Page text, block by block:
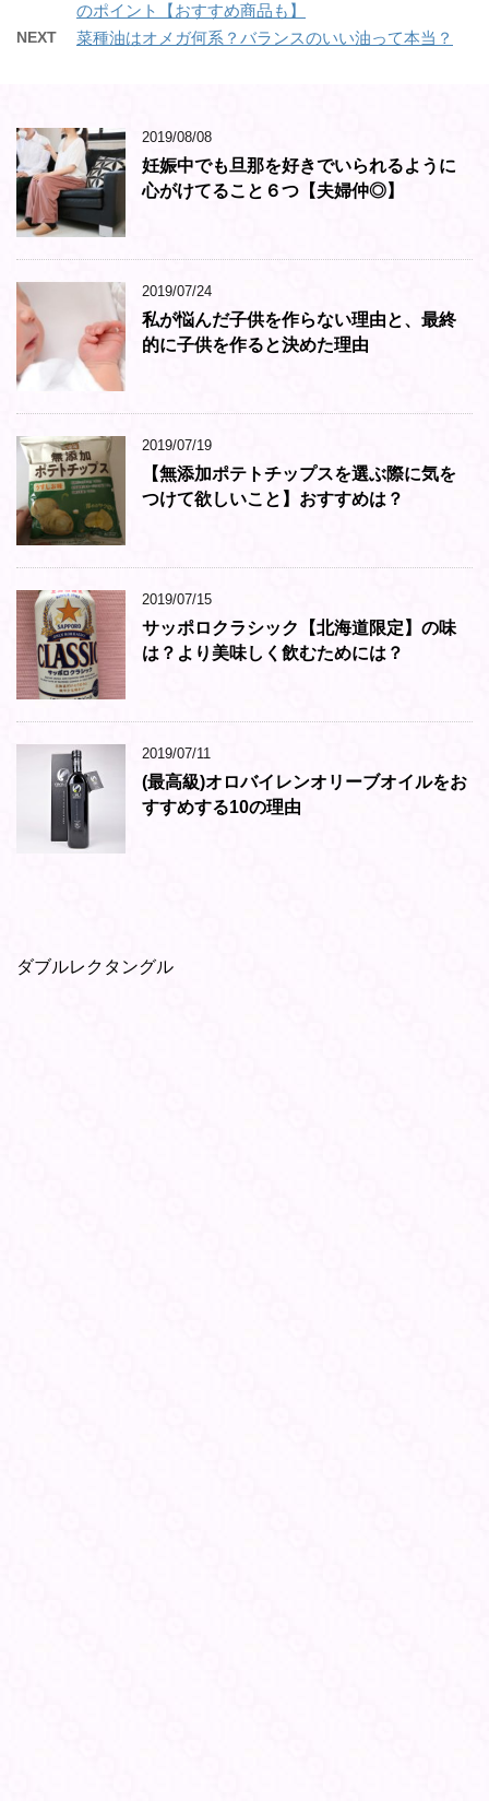
のポイント【おすすめ商品も】
NEXT 菜種油はオメガ何系？バランスのいい油って本当？
2019/08/08
妊娠中でも旦那を好きでいられるように
心がけてること６つ【夫婦仲◎】
2019/07/24
私が悩んだ子供を作らない理由と、最終
的に子供を作ると決めた理由
2019/07/19
【無添加ポテトチップスを選ぶ際に気を
つけて欲しいこと】おすすめは？
2019/07/15
サッポロクラシック【北海道限定】の味
は？より美味しく飲むためには？
2019/07/11
(最高級)オロバイレンオリーブオイルをお
すすめする10の理由
ダブルレクタングル